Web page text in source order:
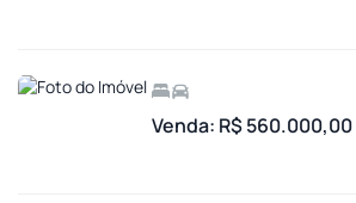
Venda: R$ 560.000,00